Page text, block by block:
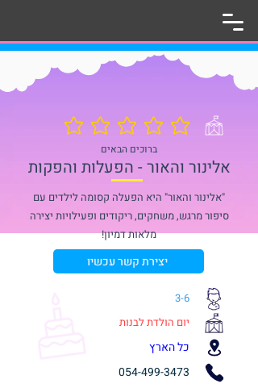
אין עדיין דירוגים
ברוכים הבאים
אלינור והאור - הפעלות והפקות
"אלינור והאור" היא הפעלה קסומה לילדים עם
סיפור מרגש, משחקים, ריקודים ופעילויות יצירה
מלאות דמיון!
יצירת קשר עכשיו
3-6
יום הולדת לבנות
כל הארץ
054-499-3473